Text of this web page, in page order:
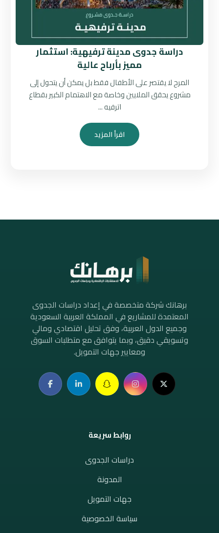
دراسة جدوى مدينة ترفيهية: استثمار
مميز بأرباح عالية
المرح لا يقتصر على الأطفال فقط بل يمكن أن يتحول إلى
مشروع يحقق الملايين وخاصة مع الاهتمام الكبير بقطاع
اترفيه ...
اقرأ المزيد
برهانك شركة متخصصة في إعداد دراسات الجدوى
المعتمدة للمشاريع في المملكة العربية السعودية
وجميع الدول العربية، وفق تحليل اقتصادي ومالي
وتسويقي دقيق، وبما يتوافق مع متطلبات السوق
ومعايير جهات التمويل.
روابط سريعة
دراسات الجدوى
المدونة
جهات التمويل
سياسة الخصوصية